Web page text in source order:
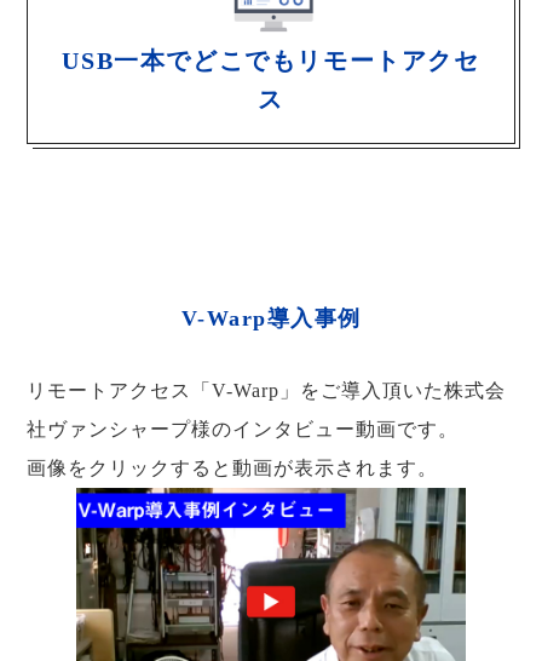
USB一本でどこでもリモートアクセ
ス
V-Warp導入事例
リモートアクセス「V-Warp」をご導入頂いた株式会
社ヴァンシャープ様のインタビュー動画です。
画像をクリックすると動画が表示されます。